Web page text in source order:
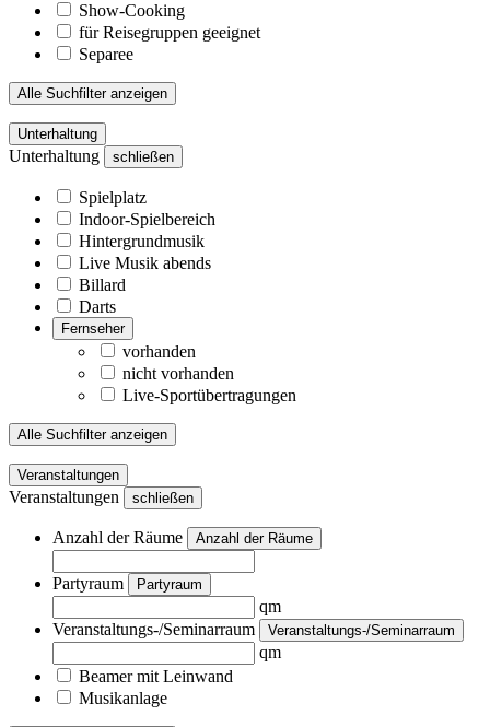
Show-Cooking
für Reisegruppen geeignet
Separee
Alle Suchfilter anzeigen
Unterhaltung
Unterhaltung schließen
Spielplatz
Indoor-Spielbereich
Hintergrundmusik
Live Musik abends
Billard
Darts
Fernseher
vorhanden
nicht vorhanden
Live-Sportübertragungen
Alle Suchfilter anzeigen
Veranstaltungen
Veranstaltungen schließen
Anzahl der Räume Anzahl der Räume
Partyraum Partyraum
qm
Veranstaltungs-/Seminarraum
Veranstaltungs-/Seminarraum
qm
Beamer mit Leinwand
Musikanlage